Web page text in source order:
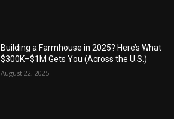
Building a Farmhouse in 2025? Here’s What
$300K–$1M Gets You (Across the U.S.)
August 22, 2025